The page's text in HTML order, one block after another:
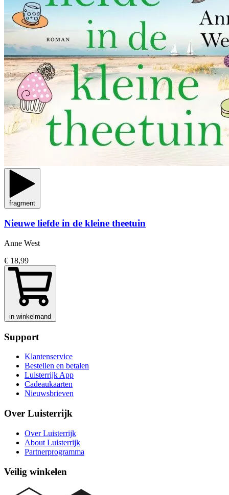
fragment
Nieuwe liefde in de kleine theetuin
Anne West
€ 18,99
in winkelmand
Support
Klantenservice
Bestellen en betalen
Luisterrijk App
Cadeaukaarten
Nieuwsbrieven
Over Luisterrijk
Over Luisterrijk
About Luisterrijk
Partnerprogramma
Veilig winkelen